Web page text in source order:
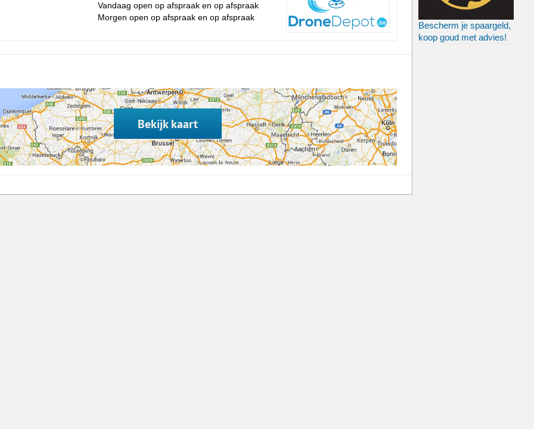
8
15
22
29
Bescherm je spaargeld,
koop goud met advies!
Vandaag open op afspraak en op afspraak
Morgen open op afspraak en op afspraak
Bekijk kaart